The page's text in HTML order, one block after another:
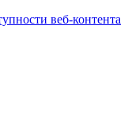
веб-контента